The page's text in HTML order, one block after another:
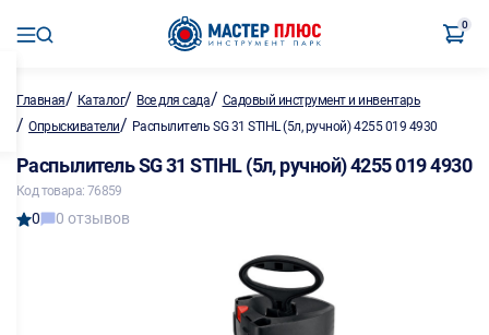
0
Главная/ Каталог/ Все для сада/ Садовый инструмент и инвентарь
/ Опрыскиватели/ Распылитель SG 31 STIHL (5л, ручной) 4255 019 4930
Распылитель SG 31 STIHL (5л, ручной) 4255 019 4930
Код товара: 76859
0 0 отзывов